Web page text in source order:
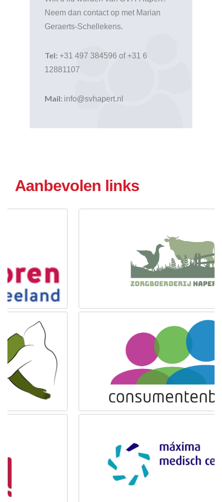
Neem dan contact op met Marian
Geraerts-Schellekens.
Tel: +31 497 384596 of +31 6
12881107
Mail: info@svhapert.nl
Aanbevolen links